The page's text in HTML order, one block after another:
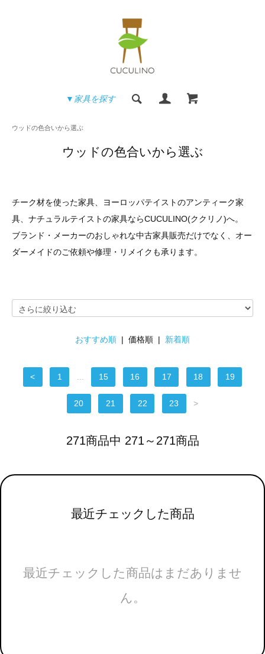
▼家具を探す
ウッドの色合いから選ぶ
ウッドの色合いから選ぶ
チーク材を使った家具、ヨーロッパテイストのアンティーク家
具、ナチュラルテイストの家具ならCUCULINO(ククリノ)へ。
ブランド・メーカーのおしゃれな中古家具販売だけでなく、オー
ダーメイドのご依頼や修理・リメイクも承ります。
おすすめ順 | 価格順 | 新着順
< 1 ... 15 16 17 18 19
20 21 22 23 >
271商品中 271～271商品
最近チェックした商品
最近チェックした商品はまだありませ
ん。